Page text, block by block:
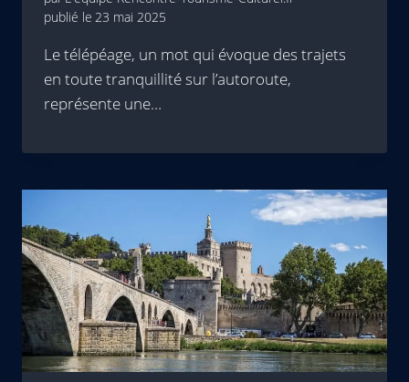
publié le 23 mai 2025
Le télépéage, un mot qui évoque des trajets
en toute tranquillité sur l’autoroute,
représente une…